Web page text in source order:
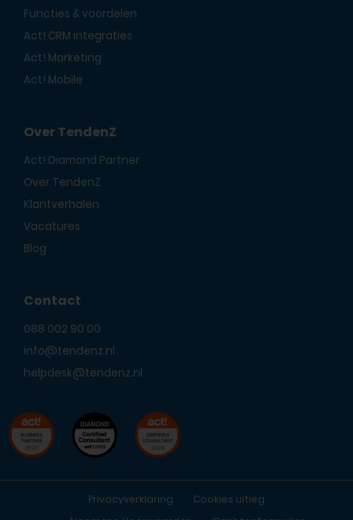
Functies & voordelen
Act! CRM integraties
Act! Marketing
Act! Mobile
Over TendenZ
Act! Diamond Partner
Over TendenZ
Klantverhalen
Vacatures
Blog
Contact
088 002 90 00
info@tendenz.nl
helpdesk@tendenz.nl
Privacyverklaring
Cookies uitleg